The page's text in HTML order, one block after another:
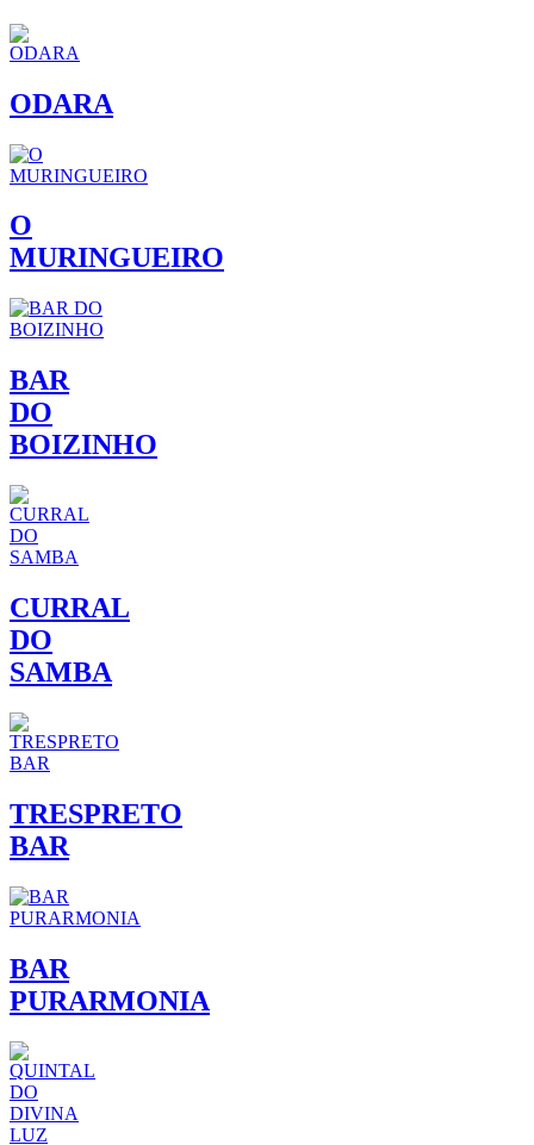
ODARA
O
MURINGUEIRO
BAR
DO
BOIZINHO
CURRAL
DO
SAMBA
TRESPRETO
BAR
BAR
PURARMONIA